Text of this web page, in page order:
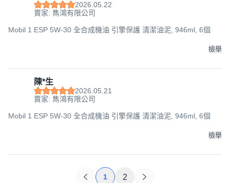
2026.05.22
賣家: 雋鴻有限公司
Mobil 1 ESP 5W-30 全合成機油 引擎保護 清潔油泥, 946ml, 6個
檢舉
陳*生
2026.05.21
賣家: 雋鴻有限公司
Mobil 1 ESP 5W-30 全合成機油 引擎保護 清潔油泥, 946ml, 6個
檢舉
1 2